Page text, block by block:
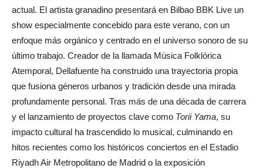
actual. El artista granadino presentará en Bilbao BBK Live un
show especialmente concebido para este verano, con un
enfoque más orgánico y centrado en el universo sonoro de su
último trabajo. Creador de la llamada Música Folklórica
Atemporal, Dellafuente ha construido una trayectoria propia
que fusiona géneros urbanos y tradición desde una mirada
profundamente personal. Tras más de una década de carrera
y el lanzamiento de proyectos clave como Torii Yama, su
impacto cultural ha trascendido lo musical, culminando en
hitos recientes como los históricos conciertos en el Estadio
Riyadh Air Metropolitano de Madrid o la exposición